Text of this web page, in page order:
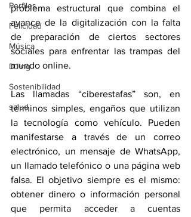
Perfiles
Felicidad
Música
DJing
Sostenibilidad
salud
problema estructural que combina el
avance de la digitalización con la falta
de preparación de ciertos sectores
sociales para enfrentar las trampas del
mundo online.
Las llamadas “ciberestafas” son, en
términos simples, engaños que utilizan
la tecnología como vehículo. Pueden
manifestarse a través de un correo
electrónico, un mensaje de WhatsApp,
un llamado telefónico o una página web
falsa. El objetivo siempre es el mismo:
obtener dinero o información personal
que permita acceder a cuentas